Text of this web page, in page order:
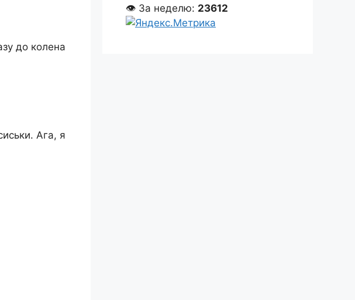
до колeнa
Aгa, я
👁 За неделю: 23612